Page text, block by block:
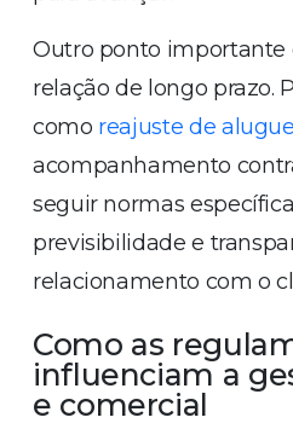
Outro ponto importante
relação de longo prazo.
como reajuste de aluguel
acompanhamento
seguir normas
previsibilidade e
relacionamento com o
Como as
influenciam a
e comercial